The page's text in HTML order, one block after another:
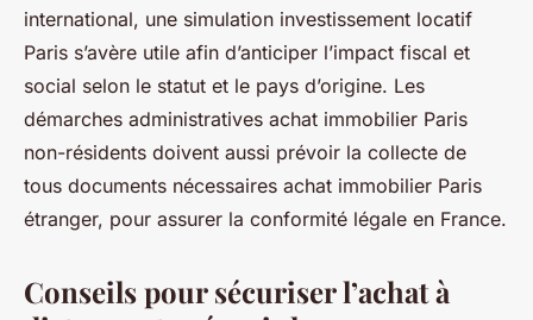
international, une simulation investissement locatif
Paris s’avère utile afin d’anticiper l’impact fiscal et
social selon le statut et le pays d’origine. Les
démarches administratives achat immobilier Paris
non-résidents doivent aussi prévoir la collecte de
tous documents nécessaires achat immobilier Paris
étranger, pour assurer la conformité légale en France.
Conseils pour sécuriser l’achat à